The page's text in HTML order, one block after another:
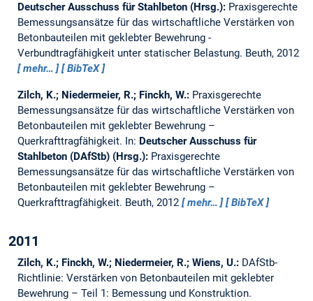
Deutscher Ausschuss für Stahlbeton (Hrsg.): Praxisgerechte
Bemessungsansätze für das wirtschaftliche Verstärken von
Betonbauteilen mit geklebter Bewehrung -
Verbundtragfähigkeit unter statischer Belastung. Beuth, 2012
mehr…
BibTeX
Zilch, K.; Niedermeier, R.; Finckh, W.: Praxisgerechte
Bemessungsansätze für das wirtschaftliche Verstärken von
Betonbauteilen mit geklebter Bewehrung –
Querkrafttragfähigkeit. In: Deutscher Ausschuss für
Stahlbeton (DAfStb) (Hrsg.): Praxisgerechte
Bemessungsansätze für das wirtschaftliche Verstärken von
Betonbauteilen mit geklebter Bewehrung –
Querkrafttragfähigkeit. Beuth, 2012
mehr… BibTeX
2011
Zilch, K.; Finckh, W.; Niedermeier, R.; Wiens, U.: DAfStb-
Richtlinie: Verstärken von Betonbauteilen mit geklebter
Bewehrung – Teil 1: Bemessung und Konstruktion.